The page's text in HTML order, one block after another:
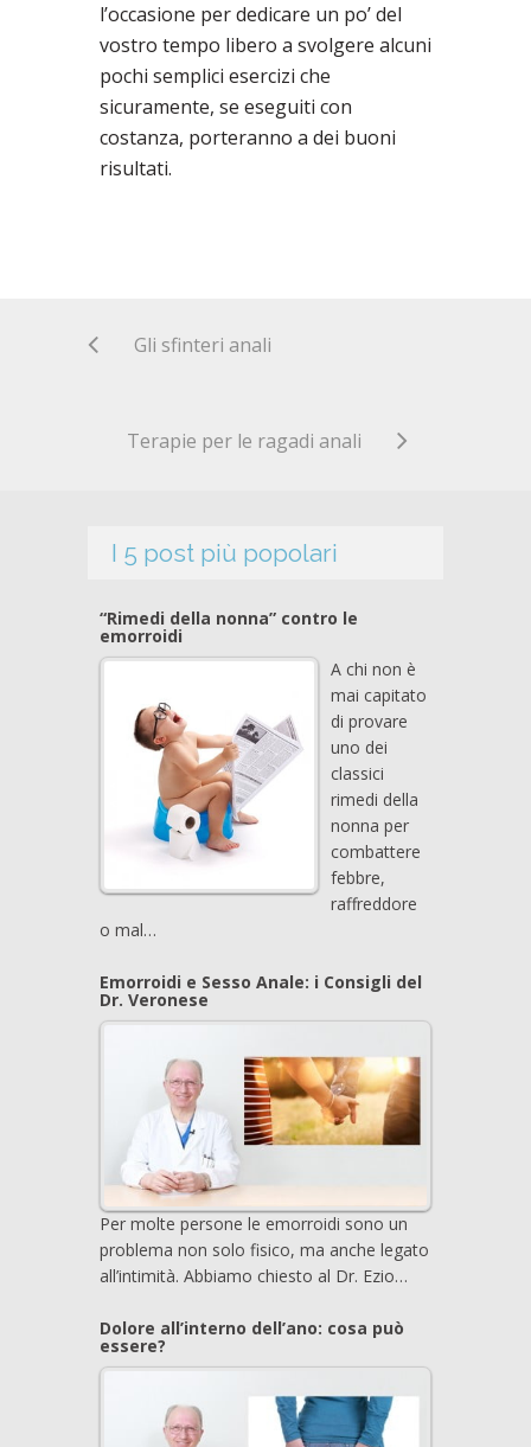
l’occasione per dedicare un po’ del
vostro tempo libero a svolgere alcuni
pochi semplici esercizi che
sicuramente, se eseguiti con
costanza, porteranno a dei buoni
risultati.
Gli sfinteri anali
Terapie per le ragadi anali
I 5 post più popolari
“Rimedi della nonna” contro le
emorroidi
A chi non è
mai capitato
di provare
uno dei
classici
rimedi della
nonna per
combattere
febbre,
raffreddore
o mal…
Emorroidi e Sesso Anale: i Consigli del
Dr. Veronese
Per molte persone le emorroidi sono un
problema non solo fisico, ma anche legato
all’intimità. Abbiamo chiesto al Dr. Ezio…
Dolore all’interno dell’ano: cosa può
essere?